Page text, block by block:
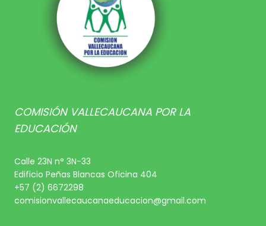
COMISIÓN VALLECAUCANA POR LA
EDUCACIÓN
Calle 23N n° 3N-33
Edificio Peñas Blancas Oficina 404
+57 (2) 6672298
comisionvallecaucanaeducacion@gmail.com